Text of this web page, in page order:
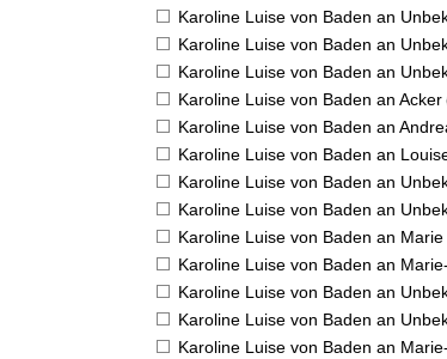
Karoline Luise von Baden an
Karoline Luise von Baden an
Karoline Luise von Baden an
Karoline Luise von Baden an Acker
Karoline Luise von Baden an
Karoline Luise von Baden an
Karoline Luise von Baden an
Karoline Luise von Baden an
Karoline Luise von Baden an
Karoline Luise von Baden an
Karoline Luise von Baden an
Karoline Luise von Baden an
Karoline Luise von Baden an